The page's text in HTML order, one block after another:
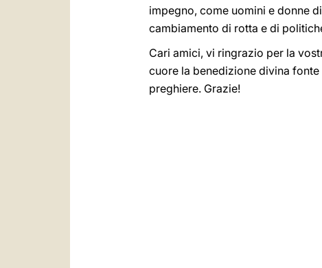
impegno, come uomini e donne
cambiamento di rotta e di
Cari amici, vi ringrazio per la
cuore la benedizione divina
preghiere. Grazie!